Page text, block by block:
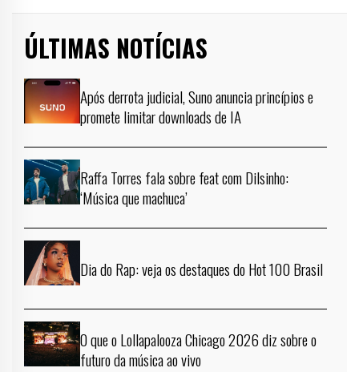
ÚLTIMAS NOTÍCIAS
Após derrota judicial, Suno anuncia princípios e
promete limitar downloads de IA
Raffa Torres fala sobre feat com Dilsinho:
‘Música que machuca’
Dia do Rap: veja os destaques do Hot 100 Brasil
O que o Lollapalooza Chicago 2026 diz sobre o
futuro da música ao vivo